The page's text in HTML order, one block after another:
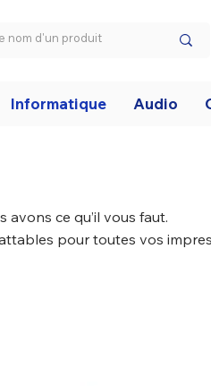
Informatique Audio
ce qu’il vous faut.
pour toutes vos